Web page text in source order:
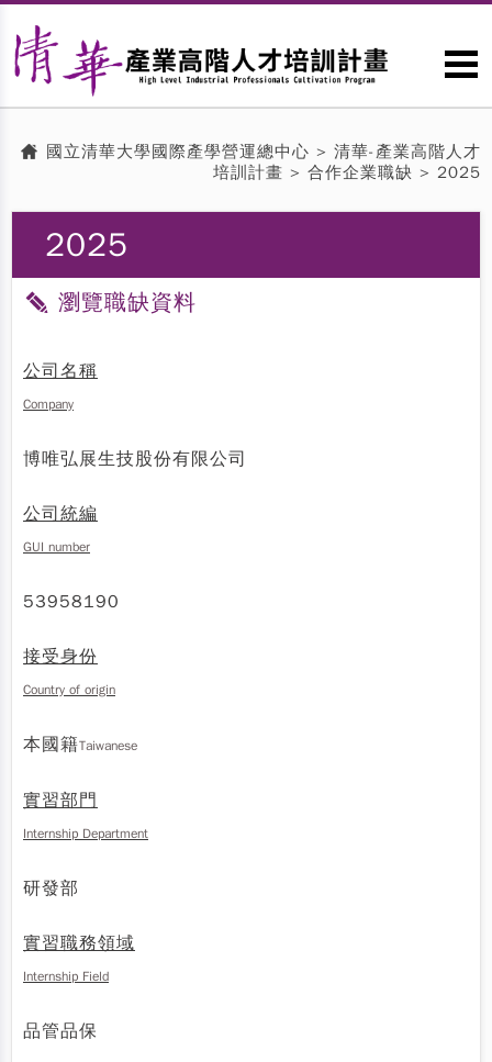
國立清華大學國際產學營運總中心 > 清華-產業高階人才
培訓計畫 > 合作企業職缺 > 2025
2025
瀏覽職缺資料
公司名稱
Company
博唯弘展生技股份有限公司
公司統編
GUI number
53958190
接受身份
Country of origin
本國籍Taiwanese
實習部門
Internship Department
研發部
實習職務領域
Internship Field
品管品保